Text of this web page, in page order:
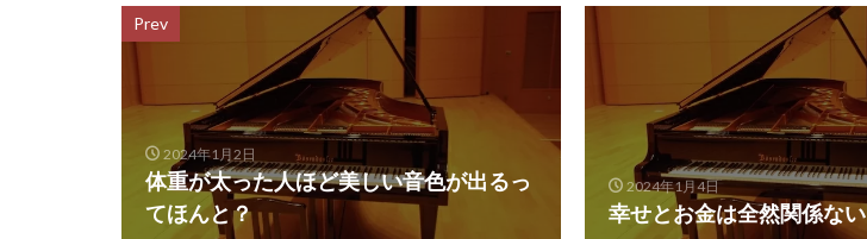
Prev
2024年1月2日
体重が太った人ほど美しい音色が出るっ
てほんと？
2024年1月4日
幸せとお金は全然関係ない